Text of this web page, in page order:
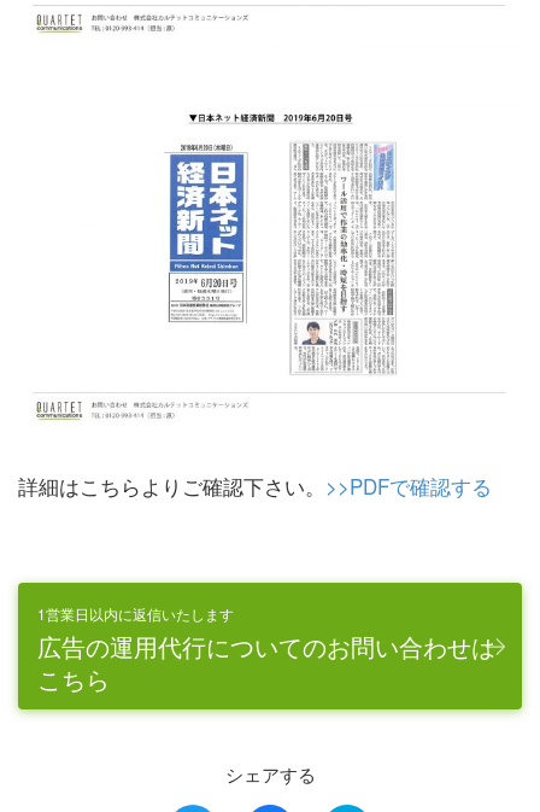
詳細はこちらよりご確認下さい。 >>PDFで確認する
1営業日以内に返信いたします
広告の運用代行についてのお問い合わせは
こちら
シェアする